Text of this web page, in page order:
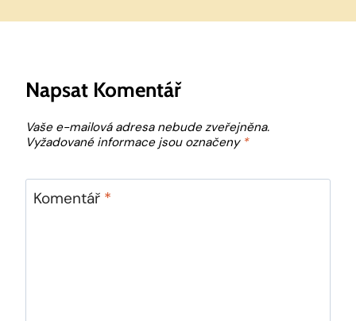
Napsat Komentář
Vaše e-mailová adresa nebude zveřejněna.
Vyžadované informace jsou označeny *
Komentář *